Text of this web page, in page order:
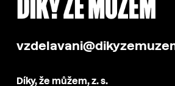
Díky, že můžem, z. s.